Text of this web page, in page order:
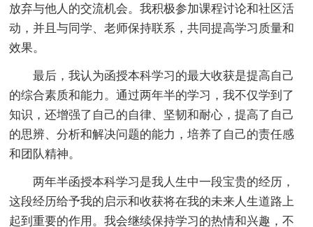
放弃与他人的交流机会。我积极参加课程讨论和社区活
动，并且与同学、老师保持联系，共同提高学习质量和
效果。
最后，我认为函授本科学习的最大收获是提高自己
的综合素质和能力。通过两年半的学习，我不仅学到了
知识，还增强了自己的自律、坚韧和耐心，提高了自己
的思辨、分析和解决问题的能力，培养了自己的责任感
和团队精神。
两年半函授本科学习是我人生中一段宝贵的经历，
这段经历给予我的启示和收获将在我的未来人生道路上
起到重要的作用。我会继续保持学习的热情和兴趣，不